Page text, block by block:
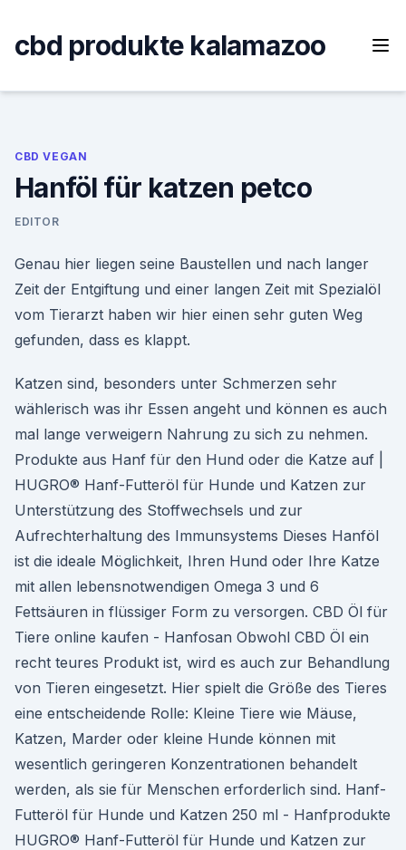
content
cbd produkte kalamazoo
CBD VEGAN
Hanföl für katzen petco
EDITOR
Genau hier liegen seine Baustellen und nach langer
Zeit der Entgiftung und einer langen Zeit mit Spezialöl
vom Tierarzt haben wir hier einen sehr guten Weg
gefunden, dass es klappt.
Katzen sind, besonders unter Schmerzen sehr
wählerisch was ihr Essen angeht und können es auch
mal lange verweigern Nahrung zu sich zu nehmen.
Produkte aus Hanf für den Hund oder die Katze auf |
HUGRO® Hanf-Futteröl für Hunde und Katzen zur
Unterstützung des Stoffwechsels und zur
Aufrechterhaltung des Immunsystems Dieses Hanföl
ist die ideale Möglichkeit, Ihren Hund oder Ihre Katze
mit allen lebensnotwendigen Omega 3 und 6
Fettsäuren in flüssiger Form zu versorgen. CBD Öl für
Tiere online kaufen - Hanfosan Obwohl CBD Öl ein
recht teures Produkt ist, wird es auch zur Behandlung
von Tieren eingesetzt. Hier spielt die Größe des Tieres
eine entscheidende Rolle: Kleine Tiere wie Mäuse,
Katzen, Marder oder kleine Hunde können mit
wesentlich geringeren Konzentrationen behandelt
werden, als sie für Menschen erforderlich sind. Hanf-
Futteröl für Hunde und Katzen 250 ml - Hanfprodukte
HUGRO® Hanf-Futteröl für Hunde und Katzen zur